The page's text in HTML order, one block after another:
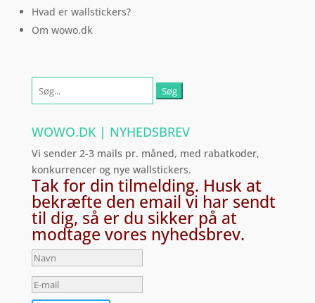
Hvad er wallstickers?
Om wowo.dk
efter:
WOWO.DK | NYHEDSBREV
Vi sender 2-3 mails pr. måned, med rabatkoder,
konkurrencer og nye wallstickers.
Tak for din tilmelding. Husk at
bekræfte den email vi har sendt
til dig, så er du sikker på at
modtage vores nyhedsbrev.